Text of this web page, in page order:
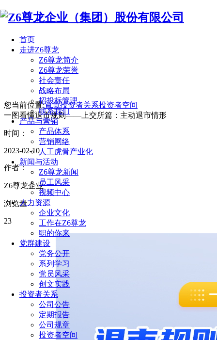
首页
走进Z6尊龙
Z6尊龙简介
Z6尊龙荣誉
社会责任
战略布局
招投标管理
联系我们
产品与营销
产品体系
营销网络
人工虎骨产业化
新闻与活动
Z6尊龙新闻
员工风采
视频中心
人力资源
企业文化
工作在Z6尊龙
职的你来
党群建设
党务公开
系列学习
党员风采
创文实践
投资者关系
公司公告
定期报告
公司规章
投资者空间
您当前位置:首页投资者关系投资者空间
一图看懂退市规则——上交所篇：主动退市情形
时间：
2023-02-10
作者：
Z6尊龙企业
浏览量：
23